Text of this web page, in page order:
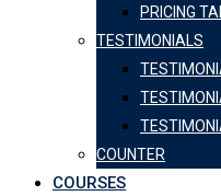
PRICING
TESTIMONIALS
COUNTER
COURSES